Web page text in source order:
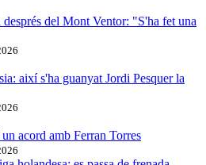
després del Mont Ventor: "S'ha fet una
així s'ha guanyat Jordi Pesquer la
acord amb Ferran Torres